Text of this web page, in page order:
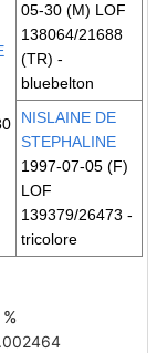
05-30 (M) LOF
138064/21688
(TR) -
bluebelton
NISLAINE DE
STEPHALINE
1997-07-05 (F)
LOF
139379/26473 -
tricolore